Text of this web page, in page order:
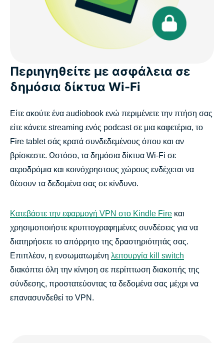
Δοκιμάστε το ExpressVPN χωρίς κανένα ρίσκο στο
Kindle Fire σας
Περιηγηθείτε με ασφάλεια σε
δημόσια δίκτυα Wi-Fi
Είτε ακούτε ένα audiobook ενώ περιμένετε την πτήση σας
είτε κάνετε streaming ενός podcast σε μια καφετέρια, το
Fire tablet σάς κρατά συνδεδεμένους όπου και αν
βρίσκεστε. Ωστόσο, τα δημόσια δίκτυα Wi-Fi σε
αεροδρόμια και κοινόχρηστους χώρους ενδέχεται να
θέσουν τα δεδομένα σας σε κίνδυνο.
Κατεβάστε την εφαρμογή VPN στο Kindle Fire και
χρησιμοποιήστε κρυπτογραφημένες συνδέσεις για να
διατηρήσετε το απόρρητο της δραστηριότητάς σας.
Επιπλέον, η ενσωματωμένη λειτουργία kill switch
διακόπτει όλη την κίνηση σε περίπτωση διακοπής της
σύνδεσης, προστατεύοντας τα δεδομένα σας μέχρι να
επανασυνδεθεί το VPN.